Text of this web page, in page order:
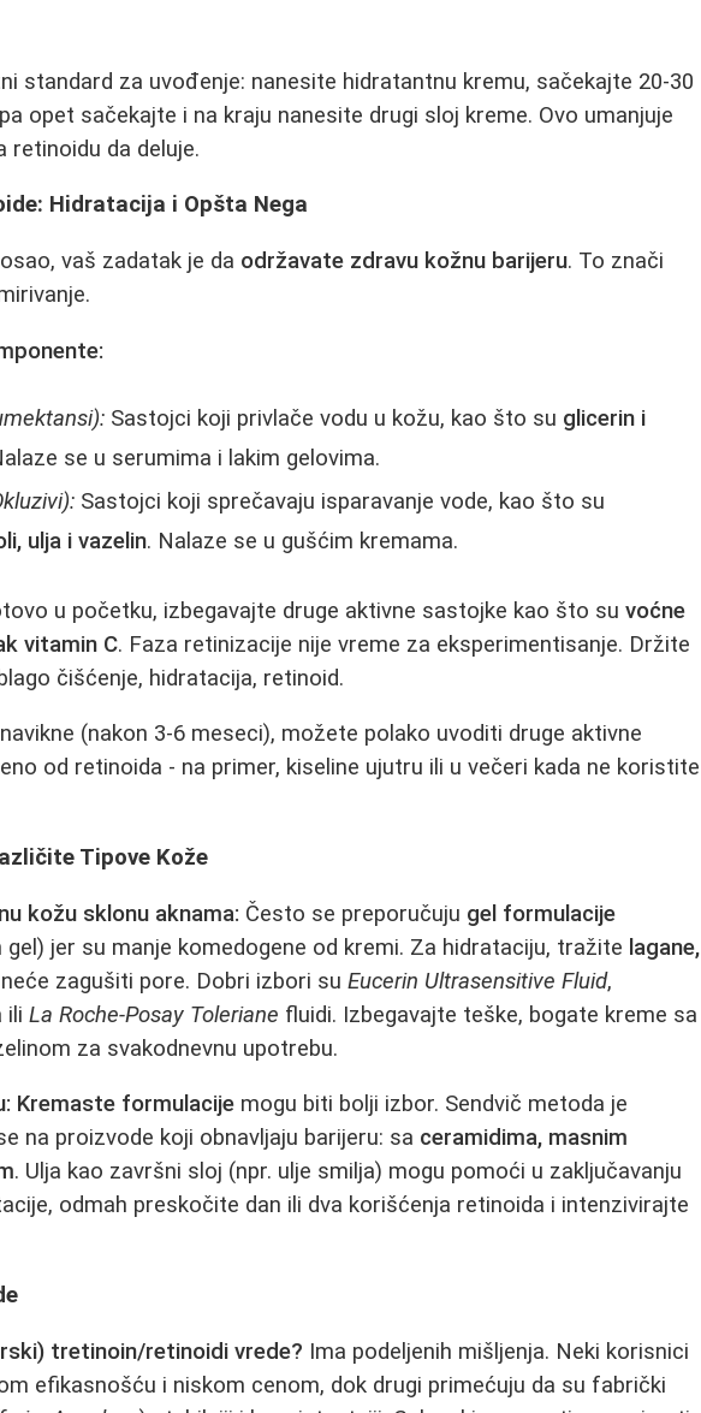
standard za uvođenje: nanesite hidratantnu kremu, sačekajte 20-30
opet sačekajte i na kraju nanesite drugi sloj kreme. Ovo umanjuje
retinoidu da deluje.
Hidratacija i Opšta Nega
vaš zadatak je da održavate zdravu kožnu barijeru. To znači
Sastojci koji privlače vodu u kožu, kao što su glicerin i
se u serumima i lakim gelovima.
Sastojci koji sprečavaju isparavanje vode, kao što su
ulja i vazelin. Nalaze se u gušćim kremama.
u početku, izbegavajte druge aktivne sastojke kao što suvoćne
vitamin C. Faza retinizacije nije vreme za eksperimentisanje. Držite
čišćenje, hidratacija, retinoid.
(nakon 3-6 meseci), možete polako uvoditi druge aktivne
od retinoida - na primer, kiseline ujutru ili u večeri kada ne koristite
Tipove Kože
kožu sklonu aknama: Često se preporučuju gel formulacije
gel) jer su manje komedogene od kremi. Za hidrataciju, tražite lagane,
zagušiti pore. Dobri izbori suEucerin Ultrasensitive Fluid,
iliLa Roche-Posay Toleriane fluidi. Izbegavajte teške, bogate kreme sa
za svakodnevnu upotrebu.
Kremaste formulacije mogu biti bolji izbor. Sendvič metoda je
na proizvode koji obnavljaju barijeru: sa ceramidima, masnim
. Ulja kao završni sloj (npr. ulje smilja) mogu pomoći u zaključavanju
odmah preskočite dan ili dva korišćenja retinoida i intenzivirajte
tretinoin/retinoidi vrede? Ima podeljenih mišljenja. Neki korisnici
efikasnošću i niskom cenom, dok drugi primećuju da su fabrički